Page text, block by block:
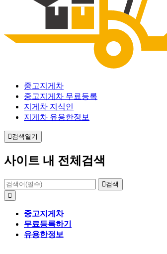
중고지게차
중고지게차 무료등록
지게차 지식인
지게차 유용한정보
검색열기
사이트 내 전체검색
검색
중고지게차
무료등록하기
유용한정보